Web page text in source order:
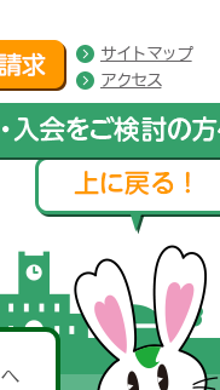
サイトマップ
アクセス